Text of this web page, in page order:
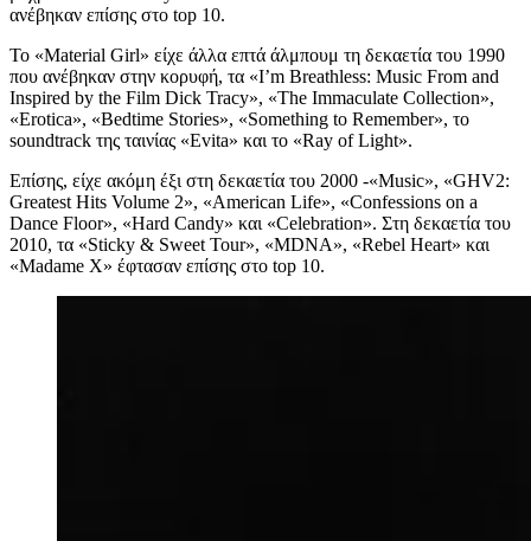
ανέβηκαν επίσης στο top 10.
Το «Material Girl» είχε άλλα επτά άλμπουμ τη δεκαετία του 1990
που ανέβηκαν στην κορυφή, τα «I’m Breathless: Music From and
Inspired by the Film Dick Tracy», «The Immaculate Collection»,
«Erotica», «Bedtime Stories», «Something to Remember», το
soundtrack της ταινίας «Evita» και το «Ray of Light».
Επίσης, είχε ακόμη έξι στη δεκαετία του 2000 -«Music», «GHV2:
Greatest Hits Volume 2», «American Life», «Confessions on a
Dance Floor», «Hard Candy» και «Celebration». Στη δεκαετία του
2010, τα «Sticky & Sweet Tour», «MDNA», «Rebel Heart» και
«Madame X» έφτασαν επίσης στο top 10.